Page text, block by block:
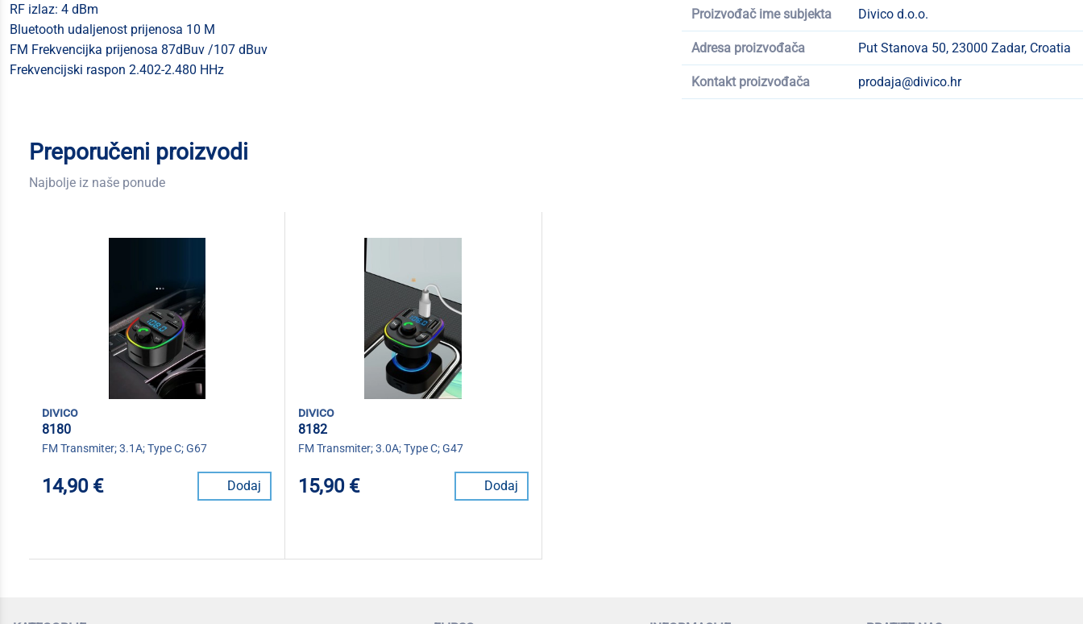
Proizvođač ime subjekta Divico d.o.o.
Adresa proizvođača Put Stanova 50, 23000 Zadar, Croatia
Kontakt proizvođača prodaja@divico.hr
RF izlaz: 4 dBm
Bluetooth udaljenost prijenosa 10 M
FM Frekvencijka prijenosa 87dBuv /107 dBuv
Frekvencijski raspon 2.402-2.480 HHz
Preporučeni proizvodi
Najbolje iz naše ponude
divico
8180
FM Transmiter; 3.1A; Type C; G67
14,90 € Dodaj
divico
8182
FM Transmiter; 3.0A; Type C; G47
15,90 € Dodaj